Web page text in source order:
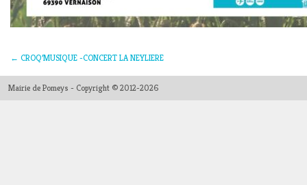
← CROQ’MUSIQUE -CONCERT LA NEYLIERE
Mairie de Pomeys - Copyright © 2012-2026